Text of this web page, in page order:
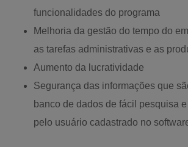
funcionalidades do programa
Melhoria da gestão do tempo do
as tarefas administrativas e as
Aumento da lucratividade
Segurança das informações que
banco de dados de fácil pesquisa
pelo usuário cadastrado no